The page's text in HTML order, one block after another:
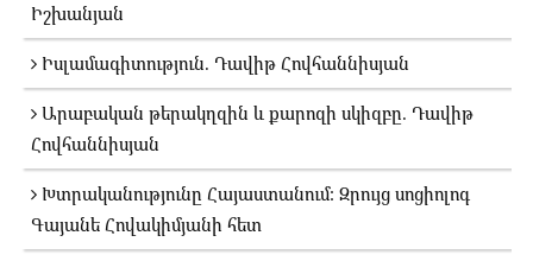
Իշխանյան
Իսլամագիտություն. Դավիթ Հովհաննիսյան
Արաբական թերակղզին և քարոզի սկիզբը. Դավիթ
Հովհաննիսյան
Խտրականությունը Հայաստանում։ Զրույց սոցիոլոգ
Գայանե Հովակիմյանի հետ